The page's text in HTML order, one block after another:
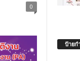
0
ป้ายก